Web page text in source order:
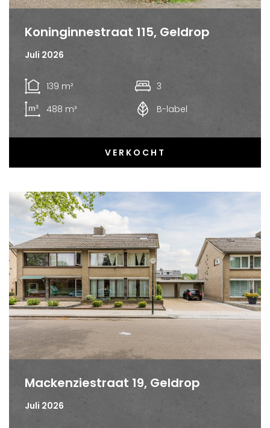
Koninginnestraat 115, Geldrop
Juli 2026
139 m²
3
488 m³
B-label
VERKOCHT
Mackenziestraat 19, Geldrop
Juli 2026